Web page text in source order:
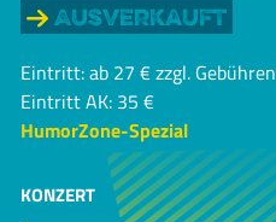
Ausverkauft
Eintritt: ab 27 € zzgl. Gebühren
Eintritt AK: 35 €
HumorZone-Spezial
KONZERT